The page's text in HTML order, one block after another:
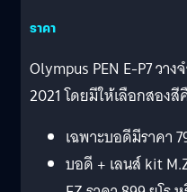
ราคา
Olympus PEN E-P7 วา
2021 โดยมีให้เลือกสองสี
เฉพาะบอดีมีราคา
บอดี + เลนส์ kit